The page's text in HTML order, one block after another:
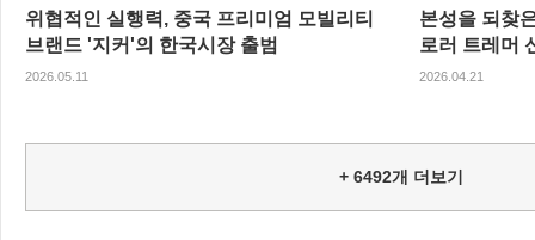
위협적인 실행력, 중국 프리미엄 모빌리티
브랜드 '지커'의 한국시장 출범
2026.05.11
본성을 되찾
로러 트레머
2026.04.21
+ 6492개 더보기